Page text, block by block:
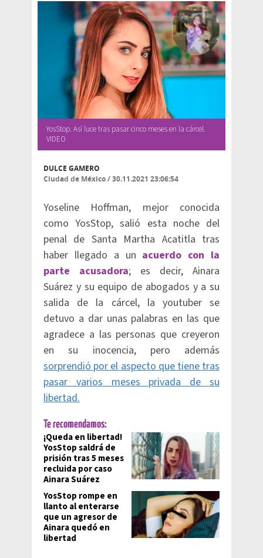
YosStop. Así luce tras pasar cinco meses en la cárcel.
VIDEO
DULCE GAMERO
Ciudad de México/30.11.2021 23:06:54
Yoseline Hoffman, mejor conocida
como YosStop, salió esta noche del
penal de Santa Martha Acatitla tras
haber llegado a un acuerdo con la
parte acusadora; es decir, Ainara
Suárez y su equipo de abogados y a su
salida de la cárcel, la youtuber se
detuvo a dar unas palabras en las que
agradece a las personas que creyeron
en su inocencia, pero además
sorprendió por el aspecto que tiene tras
pasar varios meses privada de su
libertad.
Te recomendamos:
¡Queda en libertad!
YosStop saldrá de
prisión tras 5 meses
recluida por caso
Ainara Suárez
YosStop rompe en
llanto al enterarse
que un agresor de
Ainara quedó en
libertad